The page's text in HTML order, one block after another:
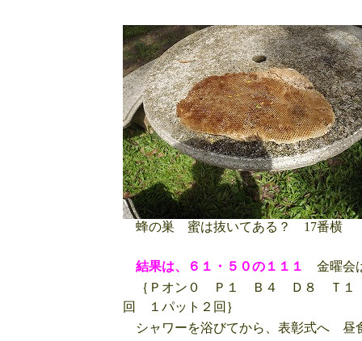
蜂の巣 蜜は抜いてある？ 17番横
結果は、６１・５０の１１１
金曜会
｛Ｐオン０ Ｐ１ Ｂ４ Ｄ８ Ｔ１
回 １パット２回｝
シャワーを浴びてから、表彰式へ 昼